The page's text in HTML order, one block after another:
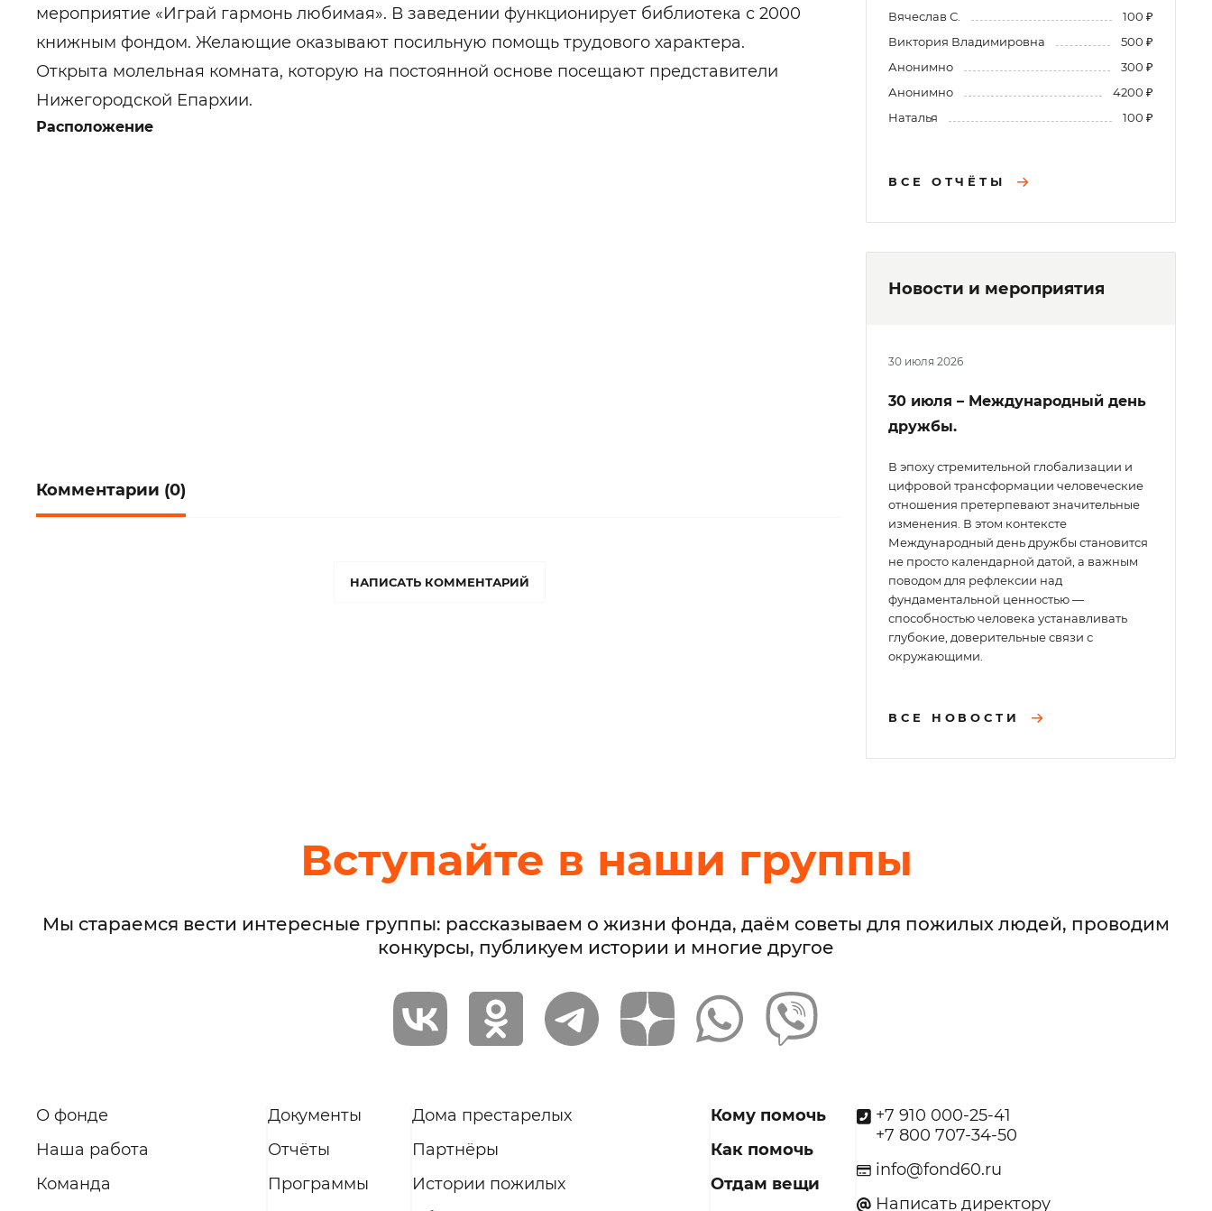
мероприятие «Играй гармонь любимая». В заведении функционирует библиотека с 2000
книжным фондом. Желающие оказывают посильную помощь трудового характера.
Открыта молельная комната, которую на постоянной основе посещают представители
Нижегородской Епархии.
Расположение
Комментарии (0)
НАПИСАТЬ КОММЕНТАРИЙ
Вячеслав С.
100 ₽
Виктория Владимировна
500 ₽
Анонимно
300 ₽
Анонимно
4200 ₽
Наталья
100 ₽
ВСЕ ОТЧЁТЫ
Новости и мероприятия
30 июля 2026
30 июля – Международный день
дружбы.
В эпоху стремительной глобализации и
цифровой трансформации человеческие
отношения претерпевают значительные
изменения. В этом контексте
Международный день дружбы становится
не просто календарной датой, а важным
поводом для рефлексии над
фундаментальной ценностью —
способностью человека устанавливать
глубокие, доверительные связи с
окружающими.
ВСЕ НОВОСТИ
Вступайте в наши группы
Мы стараемся вести интересные группы: рассказываем о жизни фонда, даём советы для пожилых людей, проводим
конкурсы, публикуем истории и многие другое
О фонде
Наша работа
Команда
Документы
Отчёты
Программы
Дома престарелых
Партнёры
Истории пожилых
Кому помочь
Как помочь
Отдам вещи
+7 910 000-25-41
+7 800 707-34-50
info@fond60.ru
Написать директору